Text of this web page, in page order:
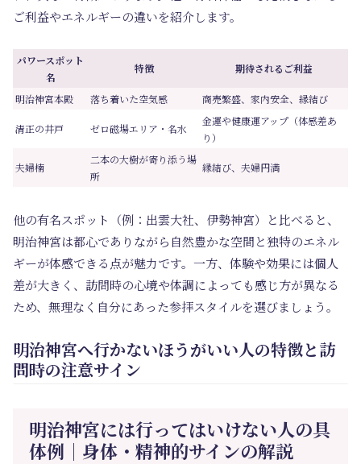
ご利益やエネルギーの違いを紹介します。
パワースポット
名
特徴 期待されるご利益
明治神宮本殿 落ち着いた空気感 商売繁盛、家内安全、縁結び
清正の井戸 ゼロ磁場エリア・名水
金運や健康運アップ（体感差あ
り）
夫婦楠
二本の大樹が寄り添う場
所
縁結び、夫婦円満
他の有名スポット（例：出雲大社、伊勢神宮）と比べると、
明治神宮は都心でありながら自然豊かな空間と独特のエネル
ギーが体感できる点が魅力です。一方、体験や効果には個人
差が大きく、訪問時の心境や体調によっても感じ方が異なる
ため、無理なく自分にあった参拝スタイルを選びましょう。
明治神宮へ行かないほうがいい人の特徴と訪
問時の注意サイン
明治神宮には行ってはいけない人の具
体例｜身体・精神的サインの解説